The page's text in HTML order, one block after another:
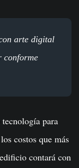
arte digital
conforme
para
costos que más
contará con